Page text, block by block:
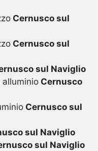
Cernusco sul
Cernusco sul
sul Naviglio
Cernusco
Cernusco sul
sul Naviglio
sul Naviglio